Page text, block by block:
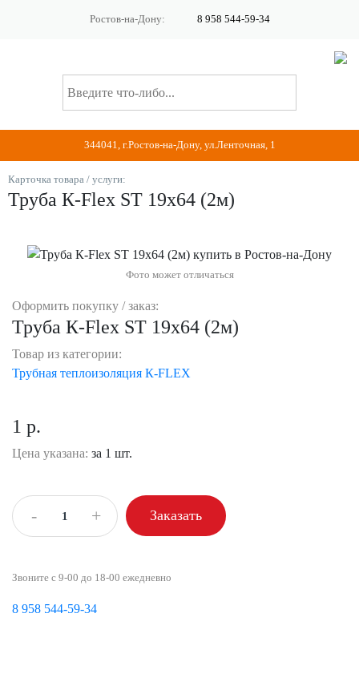
Ростов-на-Дону: 8 958 544-59-34
344041, г.Ростов-на-Дону, ул.Ленточная, 1
Карточка товара / услуги:
Труба К-Flex ST 19х64 (2м)
Фото может отличаться
Оформить покупку / заказ:
Труба К-Flex ST 19х64 (2м)
Товар из категории:
Трубная теплоизоляция К-FLEX
1 р.
Цена указана: за 1 шт.
- + Заказать
Звоните с 9-00 до 18-00 ежедневно
8 958 544-59-34